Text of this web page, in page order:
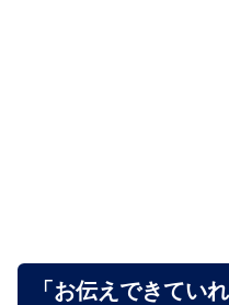
「お伝えできてい